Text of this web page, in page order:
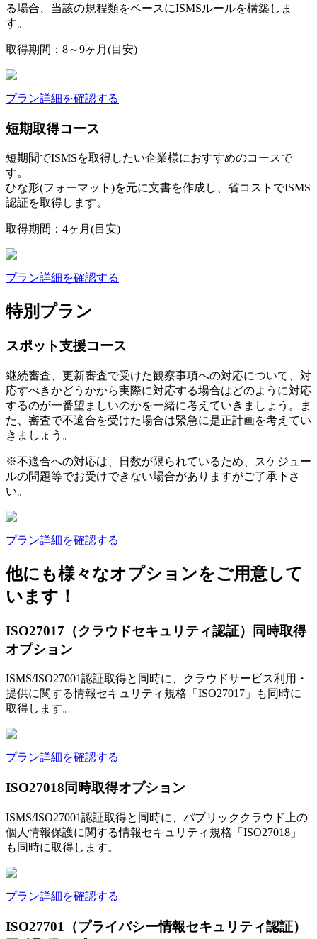
る場合、当該の規程類をベースにISMSルールを構築しま
す。
取得期間：8～9ヶ月(目安)
プラン詳細を確認する
短期取得コース
短期間でISMSを取得したい企業様におすすめのコースで
す。
ひな形(フォーマット)を元に文書を作成し、省コストでISMS
認証を取得します。
取得期間：4ヶ月(目安)
プラン詳細を確認する
特別プラン
スポット支援コース
継続審査、更新審査で受けた観察事項への対応について、対
応すべきかどうかから実際に対応する場合はどのように対応
するのが一番望ましいのかを一緒に考えていきましょう。ま
た、審査で不適合を受けた場合は緊急に是正計画を考えてい
きましょう。
※不適合への対応は、日数が限られているため、スケジュー
ルの問題等でお受けできない場合がありますがご了承下さ
い。
プラン詳細を確認する
他にも様々なオプションをご用意して
います！
ISO27017（クラウドセキュリティ認証）同時取得
オプション
ISMS/ISO27001認証取得と同時に、クラウドサービス利用・
提供に関する情報セキュリティ規格「ISO27017」も同時に
取得します。
プラン詳細を確認する
ISO27018同時取得オプション
ISMS/ISO27001認証取得と同時に、パブリッククラウド上の
個人情報保護に関する情報セキュリティ規格「ISO27018」
も同時に取得します。
プラン詳細を確認する
ISO27701（プライバシー情報セキュリティ認証）